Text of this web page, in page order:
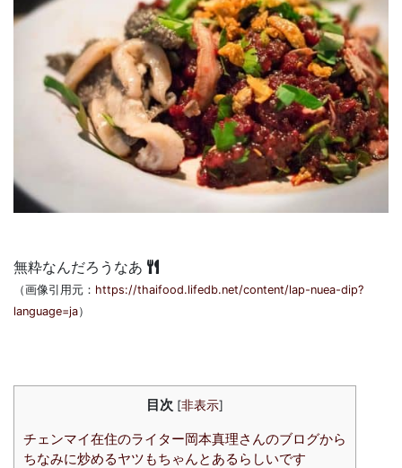
無粋なんだろうなあ
（画像引用元： https://thaifood.lifedb.net/content/lap-nuea-dip?
language=ja）
目次 [非表示]
チェンマイ在住のライター岡本真理さんのブログから
ちなみに炒めるヤツもちゃんとあるらしいです